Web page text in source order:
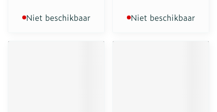
Niet beschikbaar Niet beschikbaar